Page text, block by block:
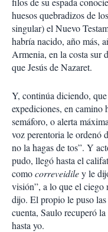
huesos quebradizos de
singular) el Nuevo
habría nacido, año más,
Armenia, en la costa sur
que Jesús de Nazaret.
Y, continúa diciendo,
expediciones, en camino
semáforo, o alerta
voz perentoria le ordenó
no la hagas de tos”. Y
pudo, llegó hasta el
comocorreveidiley le
visión”, a lo que el
dijo. El propio le puso las
cuenta, Saulo recuperó
hasta yo.